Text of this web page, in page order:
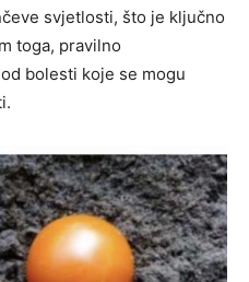
svjetlosti, što je ključno
toga, pravilno
bolesti koje se mogu